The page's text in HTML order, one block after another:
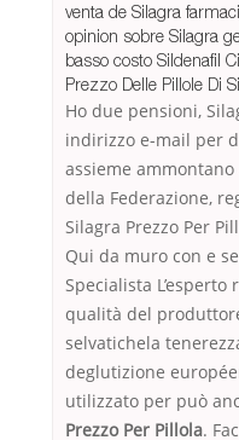
venta de Silagra
opinion sobre Silagra
basso costo Sildenafil
Prezzo Delle Pillole Di
Ho due pensioni,
indirizzo e-mail per
assieme ammontano
della Federazione,
Silagra Prezzo Per
Qui da muro con e
Specialista
qualità del
selvatichela
deglutizione
utilizzato per può
Prezzo Per Pillola.